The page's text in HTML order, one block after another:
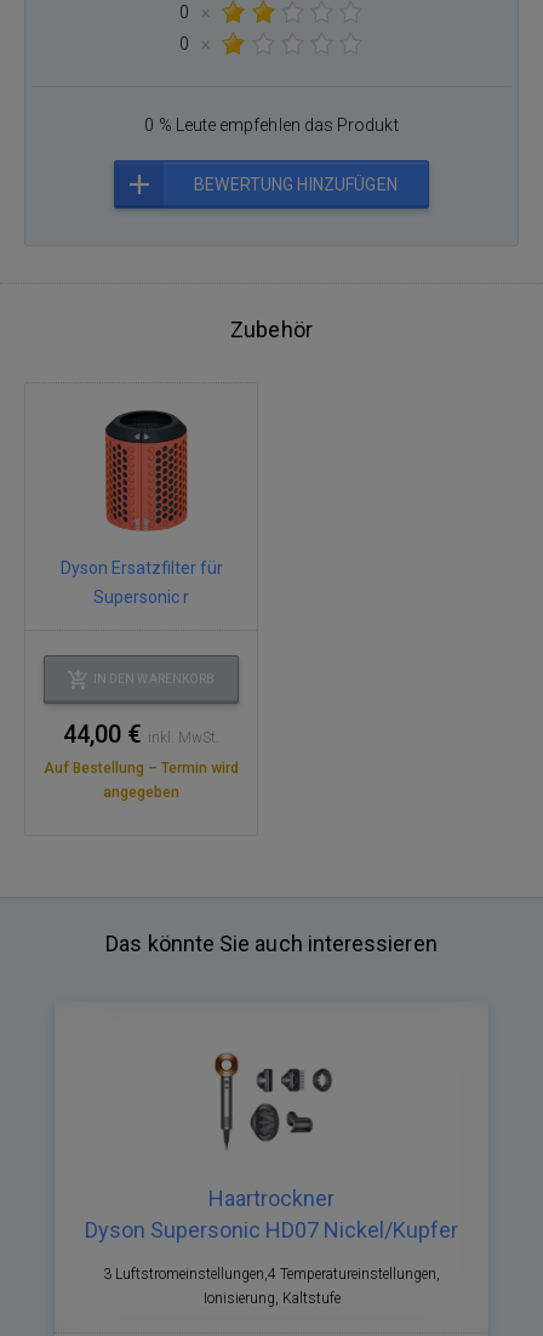
0
×
0
×
0 % Leute empfehlen das Produkt
BEWERTUNG HINZUFÜGEN
Zubehör
Dyson Ersatzfilter für
Supersonic r
IN DEN WARENKORB
44,00 € inkl. MwSt.
Auf Bestellung – Termin wird
angegeben
Das könnte Sie auch interessieren
Haartrockner
Dyson Supersonic HD07 Nickel/Kupfer
3 Luftstromeinstellungen,4 Temperatureinstellungen,
Ionisierung, Kaltstufe